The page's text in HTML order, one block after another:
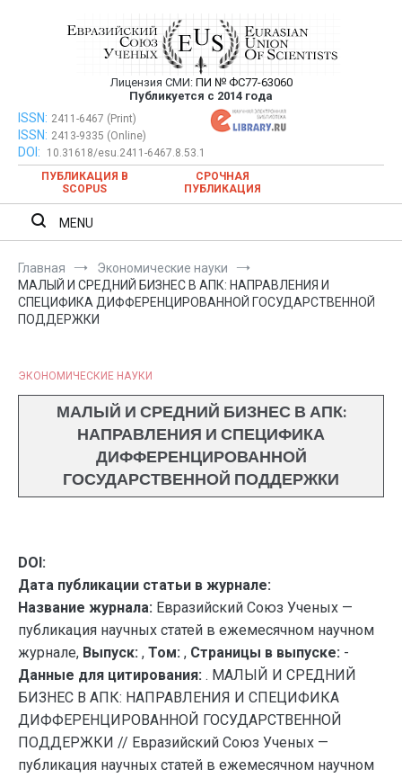
Евразийский Союз Ученых —
публикация научных статей в
ежемесячном научном журнале
Лицензия СМИ: ПИ № ФС77-63060
Публикуется с 2014 года
Евразийский Союз Ученых — публикация научных статей в
ежемесячном научном журнале
ISSN: 2411-6467 (Print)
ISSN: 2413-9335 (Online)
DOI:
10.31618/esu.2411-6467.8.53.1
ПУБЛИКАЦИЯ В
SCOPUS
СРОЧНАЯ
ПУБЛИКАЦИЯ
MENU
Главная
Экономические науки
МАЛЫЙ И СРЕДНИЙ БИЗНЕС В АПК: НАПРАВЛЕНИЯ И
СПЕЦИФИКА ДИФФЕРЕНЦИРОВАННОЙ ГОСУДАРСТВЕННОЙ
ПОДДЕРЖКИ
ЭКОНОМИЧЕСКИЕ НАУКИ
МАЛЫЙ И СРЕДНИЙ БИЗНЕС В АПК:
НАПРАВЛЕНИЯ И СПЕЦИФИКА
ДИФФЕРЕНЦИРОВАННОЙ
ГОСУДАРСТВЕННОЙ ПОДДЕРЖКИ
DOI:
Дата публикации статьи в журнале:
Название журнала: Евразийский Союз Ученых —
публикация научных статей в ежемесячном научном
журнале, Выпуск: , Том: , Страницы в выпуске: -
Данные для цитирования: . МАЛЫЙ И СРЕДНИЙ
БИЗНЕС В АПК: НАПРАВЛЕНИЯ И СПЕЦИФИКА
ДИФФЕРЕНЦИРОВАННОЙ ГОСУДАРСТВЕННОЙ
ПОДДЕРЖКИ // Евразийский Союз Ученых —
публикация научных статей в ежемесячном научном